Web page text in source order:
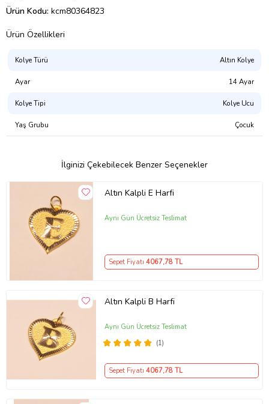
Ürün Kodu: kcm80364823
Ürün Özellikleri
Kolye Türü Altın Kolye
Ayar 14 Ayar
Kolye Tipi Kolye Ucu
Yaş Grubu Çocuk
İlginizi Çekebilecek Benzer Seçenekler
Altın Kalpli E Harfi
Aynı Gün Ücretsiz Teslimat
Sepet Fiyatı 4067,78 TL
Altın Kalpli B Harfi
(1)
Aynı Gün Ücretsiz Teslimat
Sepet Fiyatı 4067,78 TL